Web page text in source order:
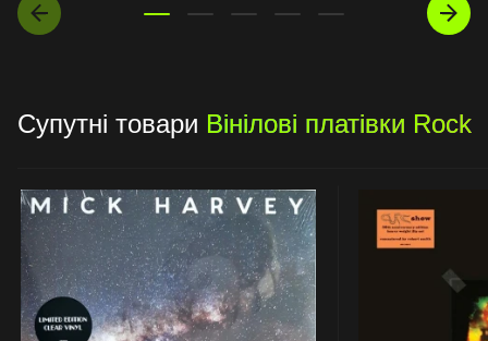
Супутні товари Вінілові платівки Rock